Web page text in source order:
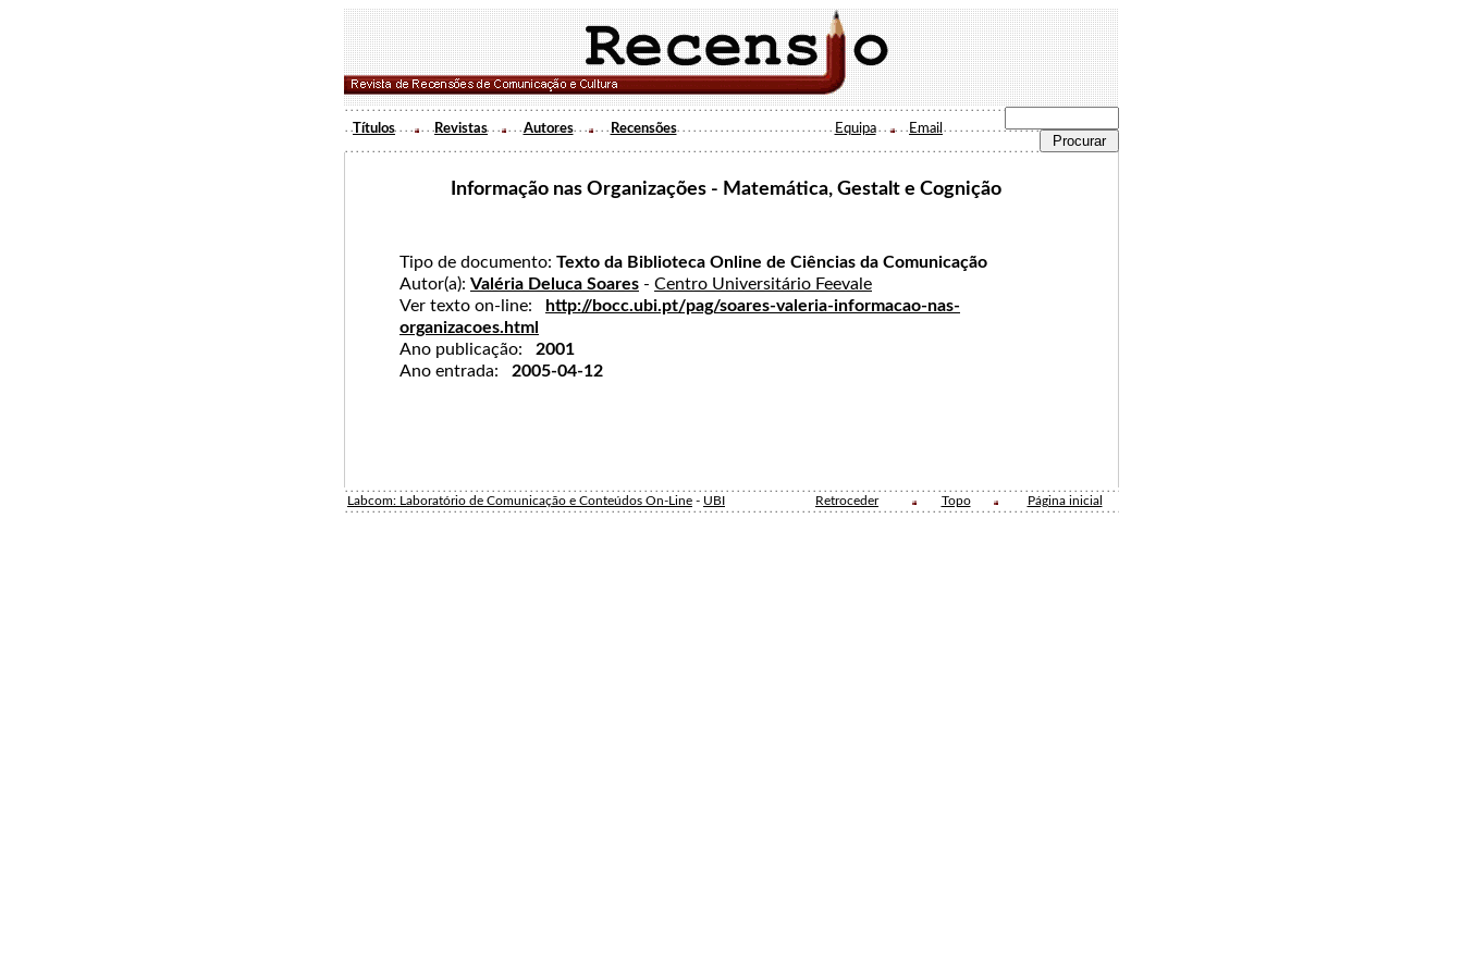
Títulos Revistas Autores Recensões Equipa Email
Informação nas Organizações - Matemática, Gestalt e Cognição
Tipo de documento: Texto da Biblioteca Online de Ciências da Comunicação
Autor(a): Valéria Deluca Soares - Centro Universitário Feevale
Ver texto on-line:
http://bocc.ubi.pt/pag/soares-valeria-informacao-nas-
organizacoes.html
Ano publicação: 2001
Ano entrada: 2005-04-12
Labcom: Laboratório de Comunicação e Conteúdos On-Line - UBI Retroceder Topo Página inicial